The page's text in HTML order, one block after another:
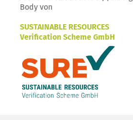
Body von
SUSTAINABLE RESOURCES
Verification Scheme GmbH